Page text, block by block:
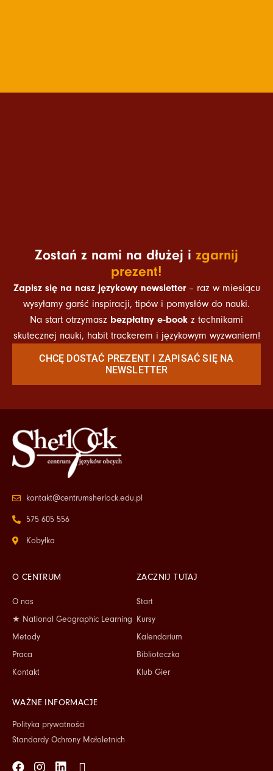
Zostań z nami na dłużej i zgarnij
prezent!
Zapisz się na nasz językowy newsletter– raz w miesiącu
wysyłamy garść inspiracji, tipów i pomysłów do nauki.
Na start otrzymasz bezpłatny e-book z technikami
skutecznej nauki, habit trackerem i językowym wyzwaniem!
CHCĘ DOSTAĆ PREZENT I ZAPISAĆ SIĘ NA
NEWSLETTER
kontakt@centrumsherlock.edu.pl
575 605 556
Kobyłka
O CENTRUM
O nas
★ National Geographic Learning
Metody
Praca
Kontakt
ZACZNIJ TUTAJ
Start
Kursy
Kalendarium
Biblioteczka
Klub Gier
WAŻNE INFORMACJE
Polityka prywatności
Standardy Ochrony Małoletnich
Facebook
Instagram
Linkedin
Tiktok